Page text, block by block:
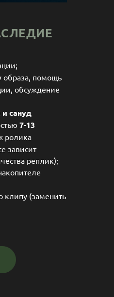
образа, помощь
обсуждение
сануд
7-13
ролика
зависит
реплик);
клипу (заменить